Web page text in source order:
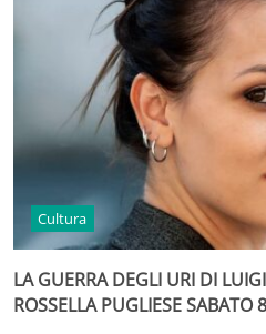
Cultura
LA GUERRA DEGLI URI DI
ROSSELLA PUGLIESE SABATO